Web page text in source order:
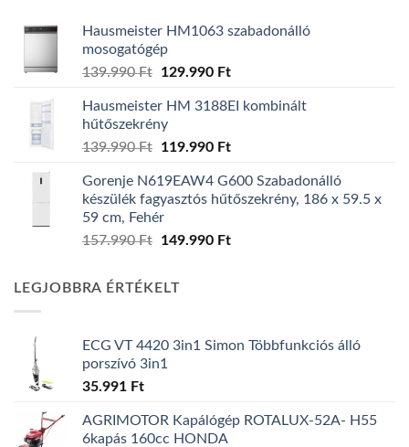
Hausmeister HM1063 szabadonálló
mosogatógép
139.990Ft
Original
was:
139.990 Ft.
129.990 FtCurrent
is:
Hausmeister HM 3188EI kombinált
hűtőszekrény
139.990Ft
Original
was:
139.990 Ft.
119.990 FtCurrent
is:
119.990 Ft.
Gorenje N619EAW4 G600 Szabadonálló
készülék fagyasztós hűtőszekrény, 186 x 59.5 x
59 cm, Fehér
157.990Ft
Original
157.990 Ft.
149.990 FtCurrent
LEGJOBBRA ÉRTÉKELT
ECG VT 4420 3in1 Simon Többfunkciós álló
porszívó 3in1
35.991 Ft
AGRIMOTOR Kapálógép ROTALUX-52A- H55
6kapás 160cc HONDA